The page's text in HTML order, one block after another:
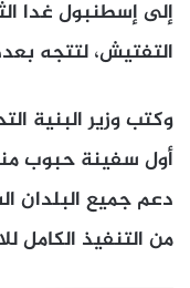
إلى إسطنبول غدا
التفتيش، لتتجه
وكتب وزير البنية
أول سفينة حبوب
دعم جميع البلدان
من التنفيذ الكامل